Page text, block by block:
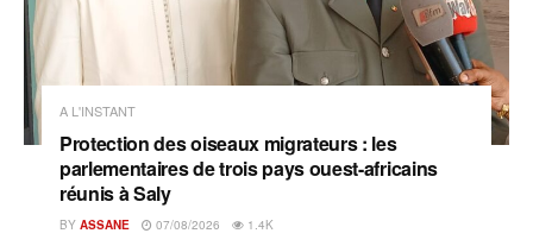
A L'INSTANT
Protection des oiseaux migrateurs : les
parlementaires de trois pays ouest-africains
réunis à Saly
BY ASSANE 07/08/2026 1.4K